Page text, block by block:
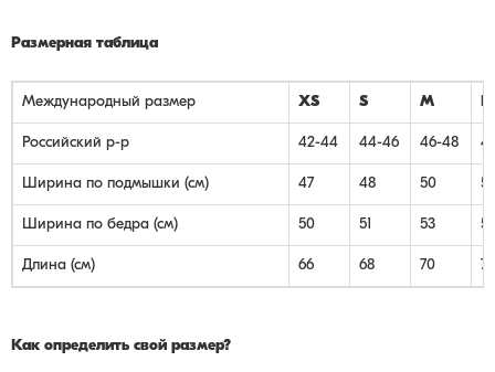
Размерная таблица
Международный размер XS S M L
Российский р-р 42-44 44-46 46-48
Ширина по подмышки (см) 47 48 50 52
Ширина по бедра (см) 50 51 53 55
Длина (см) 66 68 70 72
Как определить свой размер?